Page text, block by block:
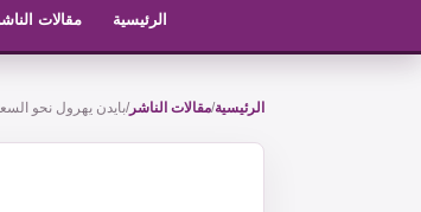
الرئيسية مقالات
الرئيسية/مقالات الناشر/بايدن يهرول نحو